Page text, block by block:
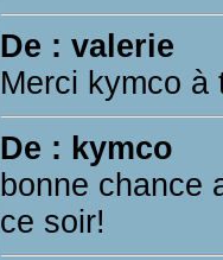
De : valerie
Merci kymco à
De : kymco
bonne chance
ce soir!